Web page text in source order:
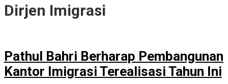
Dirjen Imigrasi
Pathul Bahri Berharap Pembangunan
Kantor Imigrasi Terealisasi Tahun Ini